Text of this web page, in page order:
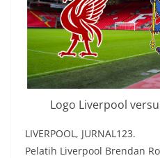
Logo Liverpool
LIVERPOOL, JURNAL123.
Pelatih Liverpool Brendan